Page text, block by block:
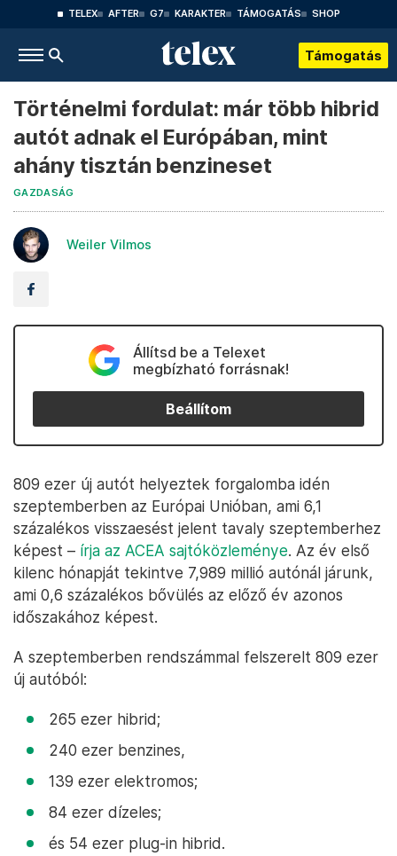
TELEX AFTER G7 KARAKTER TÁMOGATÁS SHOP
Támogatás
Történelmi fordulat: már több hibrid
autót adnak el Európában, mint
ahány tisztán benzineset
GAZDASÁG
Weiler Vilmos
Állítsd be a Telexet
megbízható forrásnak!
Beállítom
809 ezer új autót helyeztek forgalomba idén
szeptemberben az Európai Unióban, ami 6,1
százalékos visszaesést jelent tavaly szeptemberhez
képest – írja az ACEA sajtóközleménye. Az év első
kilenc hónapját tekintve 7,989 millió autónál járunk,
ami 0,6 százalékos bővülés az előző év azonos
időszakához képest.
A szeptemberben rendszámmal felszerelt 809 ezer
új autóból:
265 ezer hibrid;
240 ezer benzines,
139 ezer elektromos;
84 ezer dízeles;
és 54 ezer plug-in hibrid.